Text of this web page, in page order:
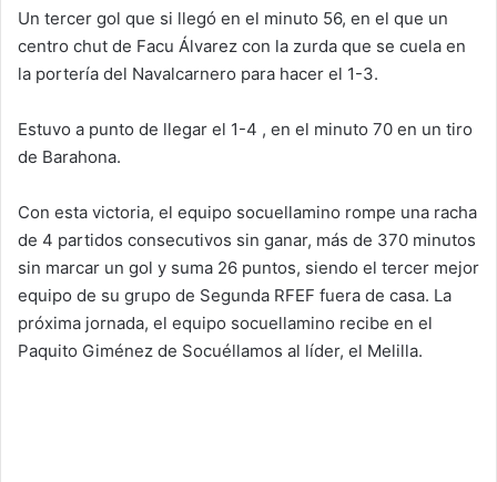
Un tercer gol que si llegó en el minuto 56, en el que un
centro chut de Facu Álvarez con la zurda que se cuela en
la portería del Navalcarnero para hacer el 1-3.
Estuvo a punto de llegar el 1-4 , en el minuto 70 en un tiro
de Barahona.
Con esta victoria, el equipo socuellamino rompe una racha
de 4 partidos consecutivos sin ganar, más de 370 minutos
sin marcar un gol y suma 26 puntos, siendo el tercer mejor
equipo de su grupo de Segunda RFEF fuera de casa. La
próxima jornada, el equipo socuellamino recibe en el
Paquito Giménez de Socuéllamos al líder, el Melilla.